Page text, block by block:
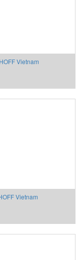
Vietnam
Vietnam